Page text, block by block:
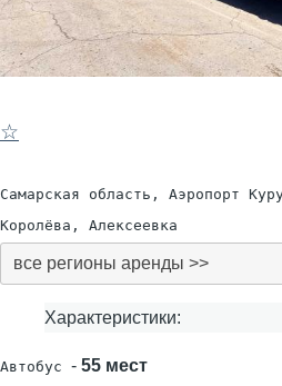
☆
Самарская область, Аэропорт
Королёва, Алексеевка
все регионы аренды >>
Характеристики:
Автобус - 55 мест